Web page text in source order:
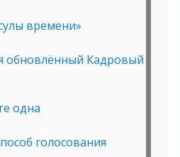
времени»
обновлённый Кадровый
одна
голосования